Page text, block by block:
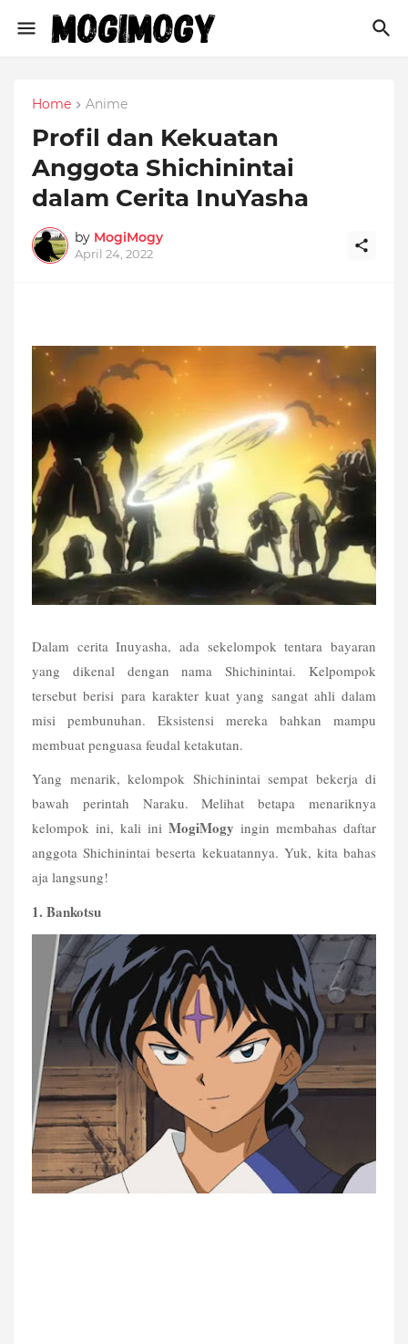
Home Anime
Profil dan Kekuatan
Anggota Shichinintai
dalam Cerita InuYasha
by MogiMogy
April 24, 2022
Dalam cerita Inuyasha, ada sekelompok tentara bayaran
yang dikenal dengan nama Shichinintai. Kelpompok
tersebut berisi para karakter kuat yang sangat ahli dalam
misi pembunuhan. Eksistensi mereka bahkan mampu
membuat penguasa feudal ketakutan.
Yang menarik, kelompok Shichinintai sempat bekerja di
bawah perintah Naraku. Melihat betapa menariknya
kelompok ini, kali ini MogiMogy ingin membahas daftar
anggota Shichinintai beserta kekuatannya. Yuk, kita bahas
aja langsung!
1. Bankotsu